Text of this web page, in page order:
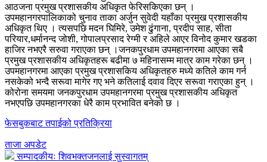
आठजना प्रमुख प्रशासकीय अधिकृत फेरिसकिएका छन् ।
उपमहानगरपालिकाको चुनाव ताका अर्जुन सुवेदी यहाँका प्रमुख प्रशासकीय
अधिकृत थिए । त्यसपछि मदन घिमिरे, उमेश ढुंगाना, प्रदीप साह, सीता
परियार,धर्मानन्द जोशी, गोपालप्रसाद रेग्मी र अहिले आएर विनोद कुमार खडका
हाजिर नभएरै सरुवा गराएका छन् ।जनकपुरधाम उपमहानगरमा आएका सबै
प्रमुख प्रशासकीय अधिकृतहरू बढीमा ७ महिनासम्म मात्र काम गरेका छन् ।
उपमहानगरमा आएका प्रमुख प्रशासकिय अधिकृतहरु मध्ये कतिले काम गर्न
नसकेको भन्दै सरूवा मागेर गए भने कतिलाई दवाव दिएर सरूवा गराएका हुन् ।
कोरोना समयमा जनकपुरधाम उपमहानगरमा प्रमुख प्रशासकीय अधिकृत
नभएपछि उपमहानगरका धेरै काम प्रभावित बनेको छ ।
फेसबुकबाट तपाईको प्रतिक्रिया
ताजा अपडेट
सम्पादकीयः शिवभक्तजनलाई सुस्वागतम्